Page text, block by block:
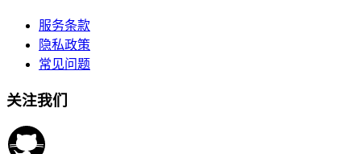
服务条款
隐私政策
常见问题
关注我们